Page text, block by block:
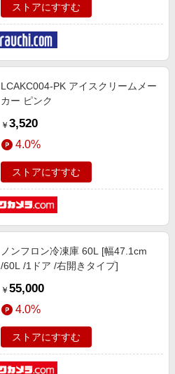
ストアにすすむ
LCAKC004-PK アイスクリームメー
カー ピンク
￥ 3,520
4.0%
ストアにすすむ
ノンフロン冷凍庫 60L [幅47.1cm
/60L /1ドア /右開きタイプ]
￥ 55,000
4.0%
ストアにすすむ